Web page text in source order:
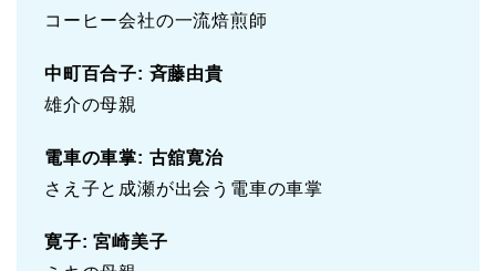
コーヒー会社の一流焙煎師
中町百合子: 斉藤由貴
雄介の母親
電車の車掌: 古舘寛治
さえ子と成瀬が出会う電車の車掌
寛子: 宮崎美子